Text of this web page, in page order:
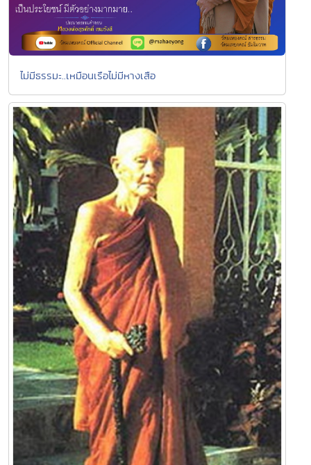
ไม่มีธรรมะ..เหมือนเรือไม่มีหางเสือ